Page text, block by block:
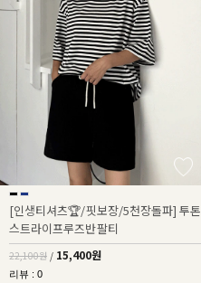
[인생티셔츠🏆/핏보장/5천장돌파] 투톤
스트라이프루즈반팔티
22,100원 / 15,400원
리뷰 : 0